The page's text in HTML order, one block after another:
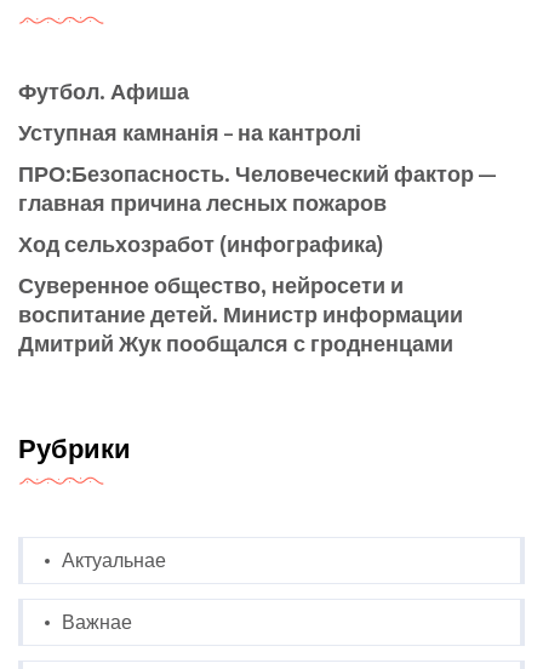
Футбол. Афиша
Уступная камнанія – на кантролі
ПРО:Безопасность. Человеческий фактор —
главная причина лесных пожаров
Ход сельхозработ (инфографика)
Суверенное общество, нейросети и
воспитание детей. Министр информации
Дмитрий Жук пообщался с гродненцами
Рубрики
Актуальнае
Важнае